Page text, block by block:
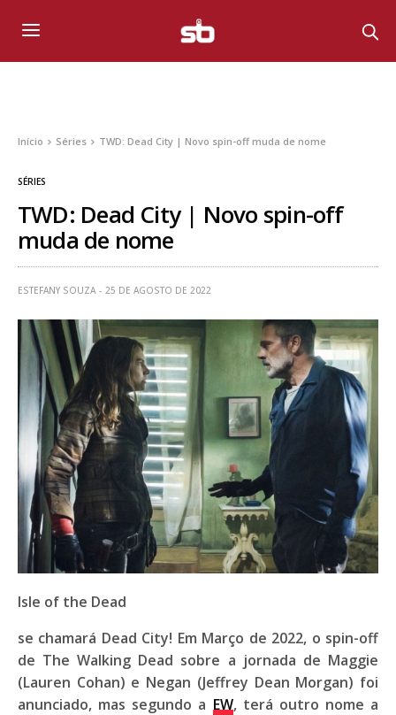
Início Séries TWD: Dead City | Novo spin-off muda de nome
SÉRIES
TWD: Dead City | Novo spin-off
muda de nome
ESTEFANY SOUZA 25 DE AGOSTO DE 2022
Isle of the Dead
se chamará Dead City! Em Março de 2022, o spin-off
de The Walking Dead sobre a jornada de Maggie
(Lauren Cohan) e Negan (Jeffrey Dean Morgan) foi
anunciado, mas segundo a EW, terá outro nome a